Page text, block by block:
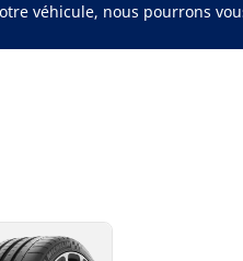
véhicule, nous pourrons